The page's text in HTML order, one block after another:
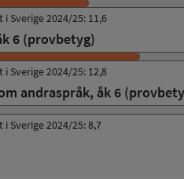
Sverige 2024/25: 11,6
6 (provbetyg)
Sverige 2024/25: 12,8
andraspråk, åk 6
Sverige 2024/25: 8,7